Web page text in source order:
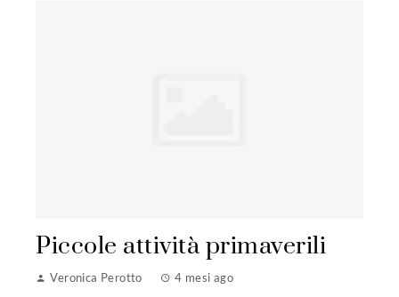
Piccole attività primaverili
Veronica Perotto 4 mesi ago